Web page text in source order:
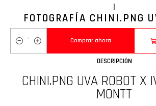
|
FOTOGRAFÍA CHINI.PNG
Cantidad
Comprar ahora
DESCRIPCIÓN
CHINI.PNG UVA ROBOT X
MONTT